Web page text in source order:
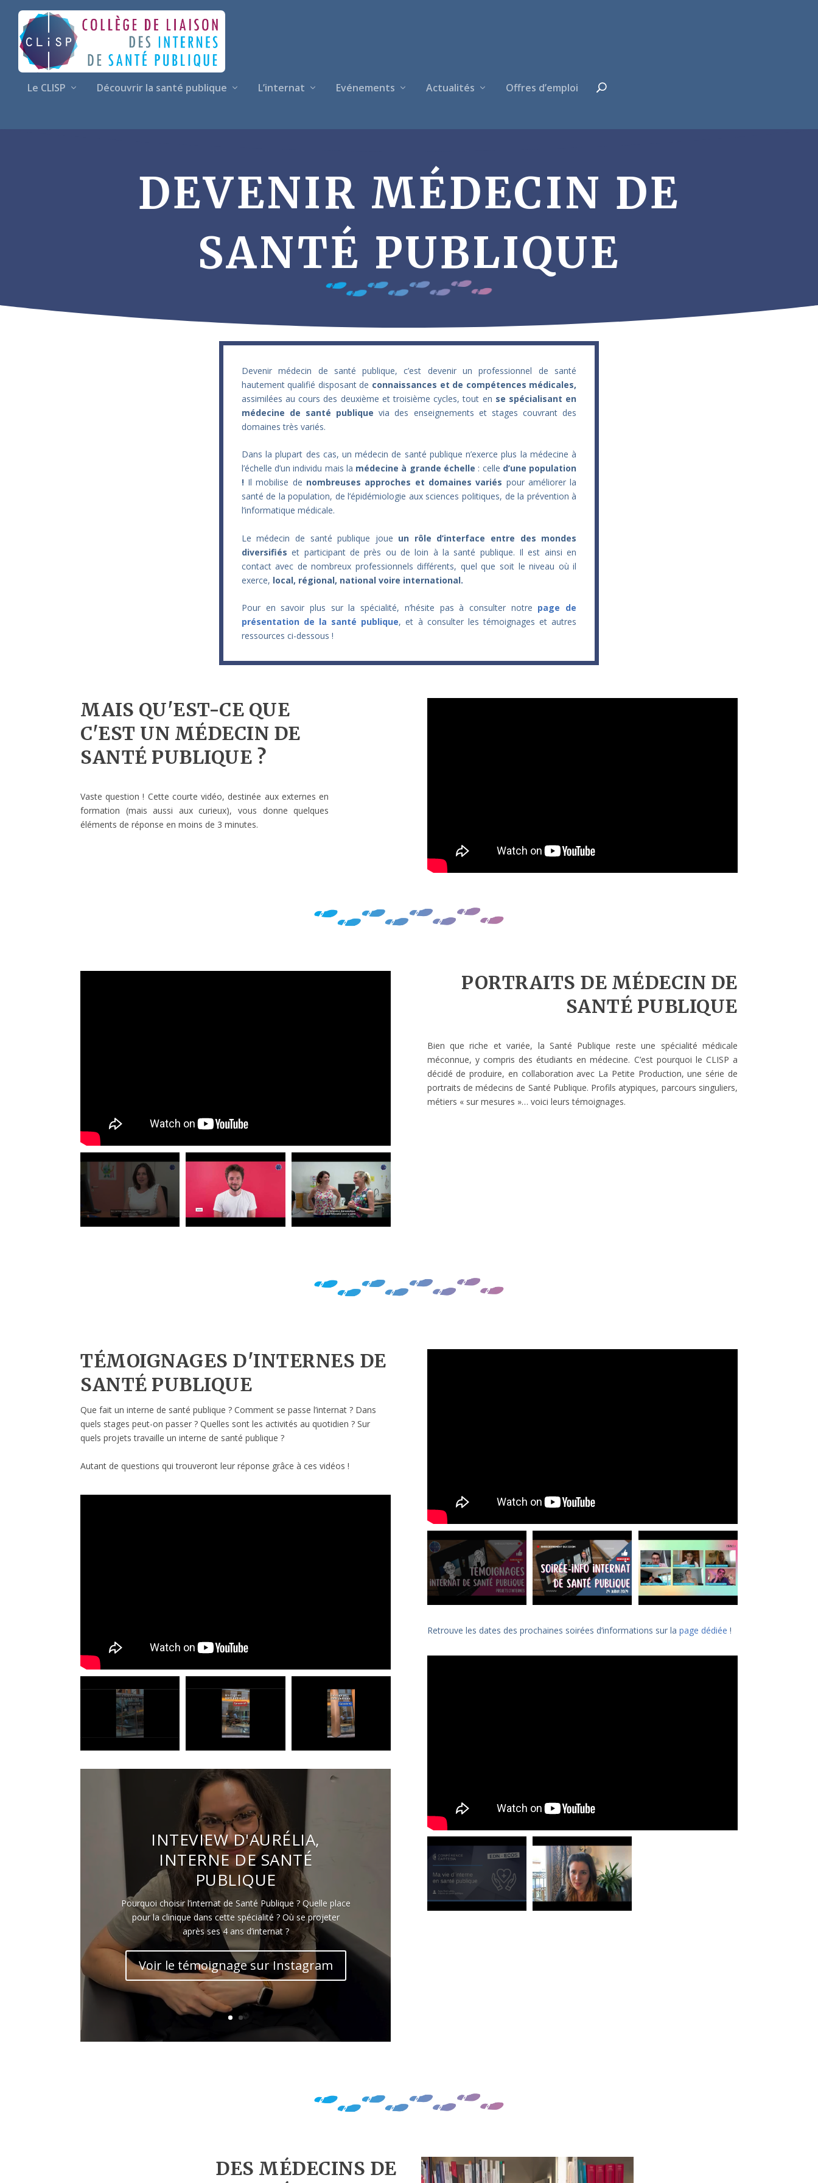
Le CLISP Découvrir la santé publique L’internat Evénements Actualités Offres d’emploi
DEVENIR MÉDECIN DE
SANTÉ PUBLIQUE
Devenir médecin de santé publique, c’est devenir un professionnel de santé
hautement qualifié disposant de connaissances et de compétences médicales,
assimilées au cours des deuxième et troisième cycles, tout en se spécialisant en
médecine de santé publique via des enseignements et stages couvrant des
domaines très variés.
Dans la plupart des cas, un médecin de santé publique n’exerce plus la médecine à
l’échelle d’un individu mais la médecine à grande échelle : celle d’une population
!Il mobilise de nombreuses approches et domaines variés pour améliorer la
santé de la population, de l’épidémiologie aux sciences politiques, de la prévention à
l’informatique médicale.
Le médecin de santé publique joue un rôle d’interface entre des mondes
diversifiés et participant de près ou de loin à la santé publique. Il est ainsi en
contact avec de nombreux professionnels différents, quel que soit le niveau où il
exerce, local, régional, national voire international.
Pour en savoir plus sur la spécialité, n’hésite pas à consulter notre page de
présentation de la santé publique, et à consulter les témoignages et autres
ressources ci-dessous !
MAIS QU'EST-CE QUE
C'EST UN MÉDECIN DE
SANTÉ PUBLIQUE ?
Vaste question ! Cette courte vidéo, destinée aux externes en
formation (mais aussi aux curieux), vous donne quelques
éléments de réponse en moins de 3 minutes.
PORTRAITS DE MÉDECIN DE
SANTÉ PUBLIQUE
Bien que riche et variée, la Santé Publique reste une spécialité médicale
méconnue, y compris des étudiants en médecine. C’est pourquoi le CLISP a
décidé de produire, en collaboration avec La Petite Production, une série de
portraits de médecins de Santé Publique. Profils atypiques, parcours singuliers,
métiers « sur mesures »… voici leurs témoignages.
TÉMOIGNAGES D'INTERNES DE
SANTÉ PUBLIQUE
Que fait un interne de santé publique ? Comment se passe l’internat ? Dans
quels stages peut-on passer ? Quelles sont les activités au quotidien ? Sur
quels projets travaille un interne de santé publique ?
Autant de questions qui trouveront leur réponse grâce à ces vidéos !
INTEVIEW D'AURÉLIA,
INTERNE DE SANTÉ
PUBLIQUE
Pourquoi choisir l’internat de Santé Publique ? Quelle place
pour la clinique dans cette spécialité ? Où se projeter
après ses 4 ans d’internat ?
Voir le témoignage sur Instagram
Retrouve les dates des prochaines soirées d’informations sur la page dédiée !
DES MÉDECINS DE